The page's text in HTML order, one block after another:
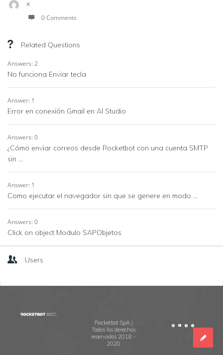
x
0 Comments
Related Questions
Answers: 2
No funciona Enviar tecla
Answer: 1
Error en conexión Gmail en AI Studio
Answers: 0
¿Cómo enviar correos desde Rocketbot con una cuenta SMTP
sin ...
Answer: 1
Como ejecutar el navegador sin que se genere en modo ...
Answers: 0
Click on object Modulo SAPObjetos
Users
Footer
Rocketbot SpA |
Todos los derechos
reservados 2018 -
2020